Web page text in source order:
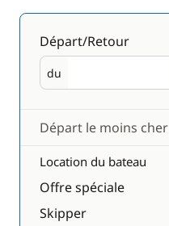
Départ/Retour
du
Départ
Départ le moins cher
Location du bateau
Offre spéciale
Skipper